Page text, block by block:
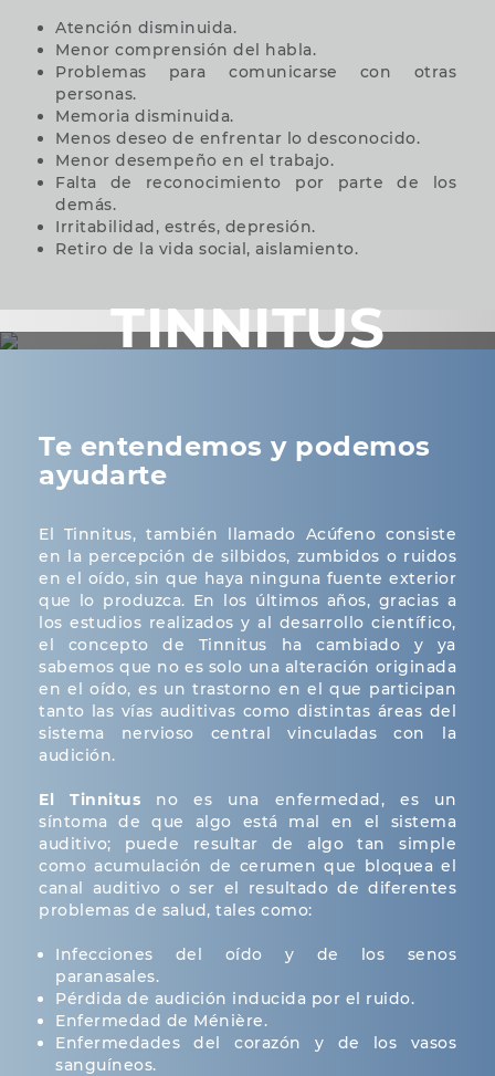
Atención disminuida.
Menor comprensión del habla.
Problemas para comunicarse con otras
personas.
Memoria disminuida.
Menos deseo de enfrentar lo desconocido.
Menor desempeño en el trabajo.
Falta de reconocimiento por parte de los
demás.
Irritabilidad, estrés, depresión.
Retiro de la vida social, aislamiento.
TINNITUS
Te entendemos y podemos
ayudarte
El Tinnitus, también llamado Acúfeno consiste
en la percepción de silbidos, zumbidos o ruidos
en el oído, sin que haya ninguna fuente exterior
que lo produzca. En los últimos años, gracias a
los estudios realizados y al desarrollo científico,
el concepto de Tinnitus ha cambiado y ya
sabemos que no es solo una alteración originada
en el oído, es un trastorno en el que participan
tanto las vías auditivas como distintas áreas del
sistema nervioso central vinculadas con la
audición.
El Tinnitus no es una enfermedad, es un
síntoma de que algo está mal en el sistema
auditivo; puede resultar de algo tan simple
como acumulación de cerumen que bloquea el
canal auditivo o ser el resultado de diferentes
problemas de salud, tales como:
Infecciones del oído y de los senos
paranasales.
Pérdida de audición inducida por el ruido.
Enfermedad de Ménière.
Enfermedades del corazón y de los vasos
sanguíneos.